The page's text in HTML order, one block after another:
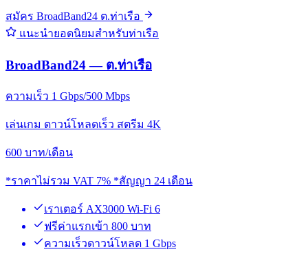
สมัคร BroadBand24 ต.ท่าเรือ
แนะนำยอดนิยมสำหรับท่าเรือ
BroadBand24 — ต.ท่าเรือ
ความเร็ว 1 Gbps/500 Mbps
เล่นเกม ดาวน์โหลดเร็ว สตรีม 4K
600 บาท/เดือน
*ราคาไม่รวม VAT 7% *สัญญา 24 เดือน
เราเตอร์ AX3000 Wi-Fi 6
ฟรีค่าแรกเข้า 800 บาท
ความเร็วดาวน์โหลด 1 Gbps